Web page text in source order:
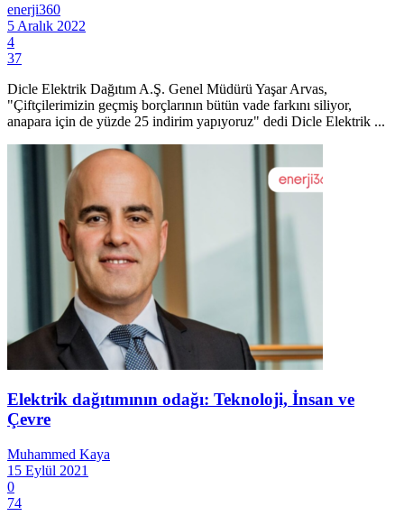
enerji360
5 Aralık 2022
4
37
Dicle Elektrik Dağıtım A.Ş. Genel Müdürü Yaşar Arvas,
"Çiftçilerimizin geçmiş borçlarının bütün vade farkını siliyor,
anapara için de yüzde 25 indirim yapıyoruz" dedi Dicle Elektrik ...
Elektrik dağıtımının odağı: Teknoloji, İnsan ve
Çevre
Muhammed Kaya
15 Eylül 2021
0
74